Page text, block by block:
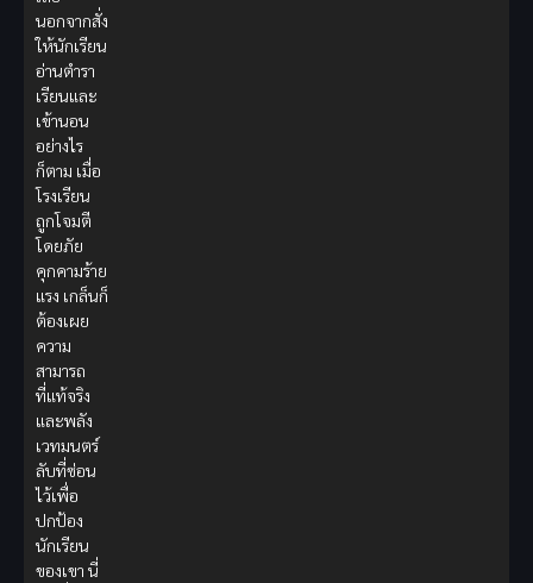
นอกจากสั่ง
ให้นักเรียน
อ่านตำรา
เรียนและ
เข้านอน
อย่างไร
ก็ตาม เมื่อ
โรงเรียน
ถูกโจมตี
โดยภัย
คุกคามร้าย
แรง เกล็นก็
ต้องเผย
ความ
สามารถ
ที่แท้จริง
และพลัง
เวทมนตร์
ลับที่ซ่อน
ไว้เพื่อ
ปกป้อง
นักเรียน
ของเขา นี่